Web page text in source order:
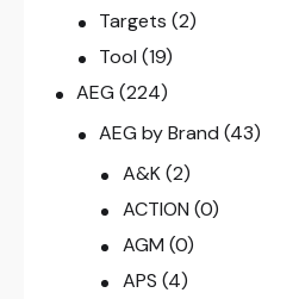
Targets (2)
Tool (19)
AEG (224)
AEG by Brand (43)
A&K (2)
ACTION (0)
AGM (0)
APS (4)